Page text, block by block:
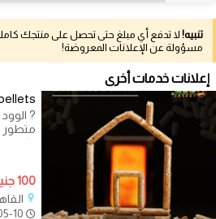
تنبيه! لا تدفع أي مبلغ حتى تحصل على منتجك
مسؤولة عن الإعلانات المعروضة!
إعلانات خدمات أخرى
متطور
100 جنيه